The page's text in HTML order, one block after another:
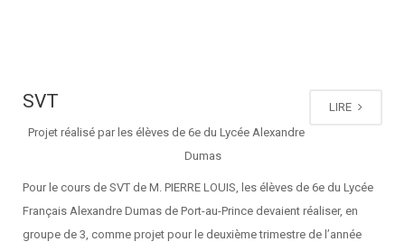
LIRE
SVT
Projet réalisé par les élèves de 6e du Lycée Alexandre
Dumas
Pour le cours de SVT de M. PIERRE LOUIS, les élèves de 6e du Lycée
Français Alexandre Dumas de Port-au-Prince devaient réaliser, en
groupe de 3, comme projet pour le deuxième trimestre de l’année